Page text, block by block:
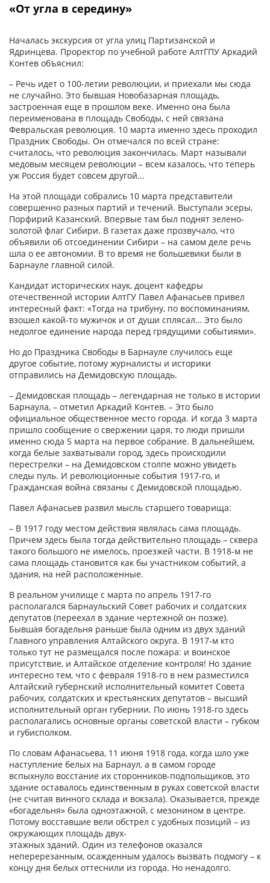
«От угла в середину»
Началась экскурсия от угла улиц Партизанской и
Ядринцева. Проректор по учебной работе АлтГПУ Аркадий
Контев объяснил:
– Речь идет о 100-летии революции, и приехали мы сюда
не случайно. Это бывшая Новобазарная площадь,
застроенная еще в прошлом веке. Именно она была
переименована в площадь Свободы, с ней связана
Февральская революция. 10 марта именно здесь проходил
Праздник Свободы. Он отмечался по всей стране:
считалось, что революция закончилась. Март называли
медовым месяцем революции – всем казалось, что теперь
уж Россия будет совсем другой...
На этой площади собрались 10 марта представители
совершенно разных партий и течений. Выступали эсеры,
Порфирий Казанский. Впервые там был поднят зелено-
золотой флаг Сибири. В газетах даже прозвучало, что
объявили об отсоединении Сибири – на самом деле речь
шла о ее автономии. В то время не большевики были в
Барнауле главной силой.
Кандидат исторических наук, доцент кафедры
отечественной истории АлтГУ Павел Афанасьев привел
интересный факт: «Тогда на трибуну, по воспоминаниям,
взошел какой-то мужичок и от души сплясал… Это было
недолгое единение народа перед грядущими событиями».
Но до Праздника Свободы в Барнауле случилось еще
другое событие, потому журналисты и историки
отправились на Демидовскую площадь.
– Демидовская площадь – легендарная не только в истории
Барнаула, – отметил Аркадий Контев. – Это было
официальное общественное место города. И когда 3 марта
пришло сообщение о свержении царя, то люди пришли
именно сюда 5 марта на первое собрание. В дальнейшем,
когда белые захватывали город, здесь происходили
перестрелки – на Демидовском столпе можно увидеть
следы пуль. И революционные события 1917-го, и
Гражданская война связаны с Демидовской площадью.
Павел Афанасьев развил мысль старшего товарища:
– В 1917 году местом действия являлась сама площадь.
Причем здесь была тогда действительно площадь – сквера
такого большого не имелось, проезжей части. В 1918-м не
сама площадь становится как бы участником событий, а
здания, на ней расположенные.
В реальном училище с марта по апрель 1917-го
располагался барнаульский Совет рабочих и солдатских
депутатов (переехал в здание чертежной он позже).
Бывшая богадельня раньше была одним из двух зданий
Главного управления Алтайского округа. В 1917-м кто
только тут не размещался после пожара: и воинское
присутствие, и Алтайское отделение контроля! Но здание
интересно тем, что с февраля 1918-го в нем разместился
Алтайский губернский исполнительный комитет Совета
рабочих, солдатских и крестьянских депутатов – высший
исполнительный орган губернии. По июнь 1918-го здесь
располагались основные органы советской власти – губком
и губисполком.
По словам Афанасьева, 11 июня 1918 года, когда шло уже
наступление белых на Барнаул, а в самом городе
вспыхнуло восстание их сторонников-подпольщиков, это
здание оставалось единственным в руках советской власти
(не считая винного склада и вокзала). Оказывается, прежде
«богадельня» была одноэтажной, с мезонином в центре.
Потому восставшие вели обстрел с удобных позиций – из
окружающих площадь двух-
этажных зданий. Один из телефонов оказался
неперерезанным, осажденным удалось вызвать подмогу – к
концу дня белых оттеснили из города. Но ненадолго.